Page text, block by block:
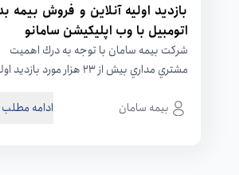
بازديد اوليه آنلاين و فروش بيمه
اتومبيل با وب اپليكيشن سامانو
شركت بيمه سامان با توجه به درك اهميت
مشتري مداري بيش از 23 هزار مورد بازديد
بیمه سامان
ادامه مطلب